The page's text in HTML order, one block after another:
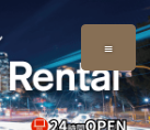
≡